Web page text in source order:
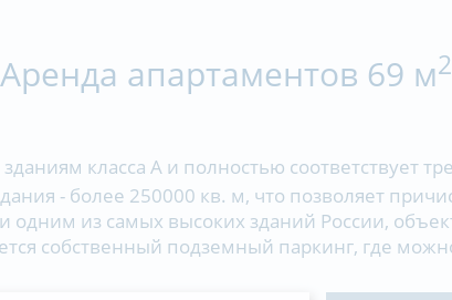
Аренда апартаментов 69 м2
класса А и полностью соответствует
- более 250000 кв. м, что позволяет
из самых высоких зданий России,
собственный подземный паркинг, где